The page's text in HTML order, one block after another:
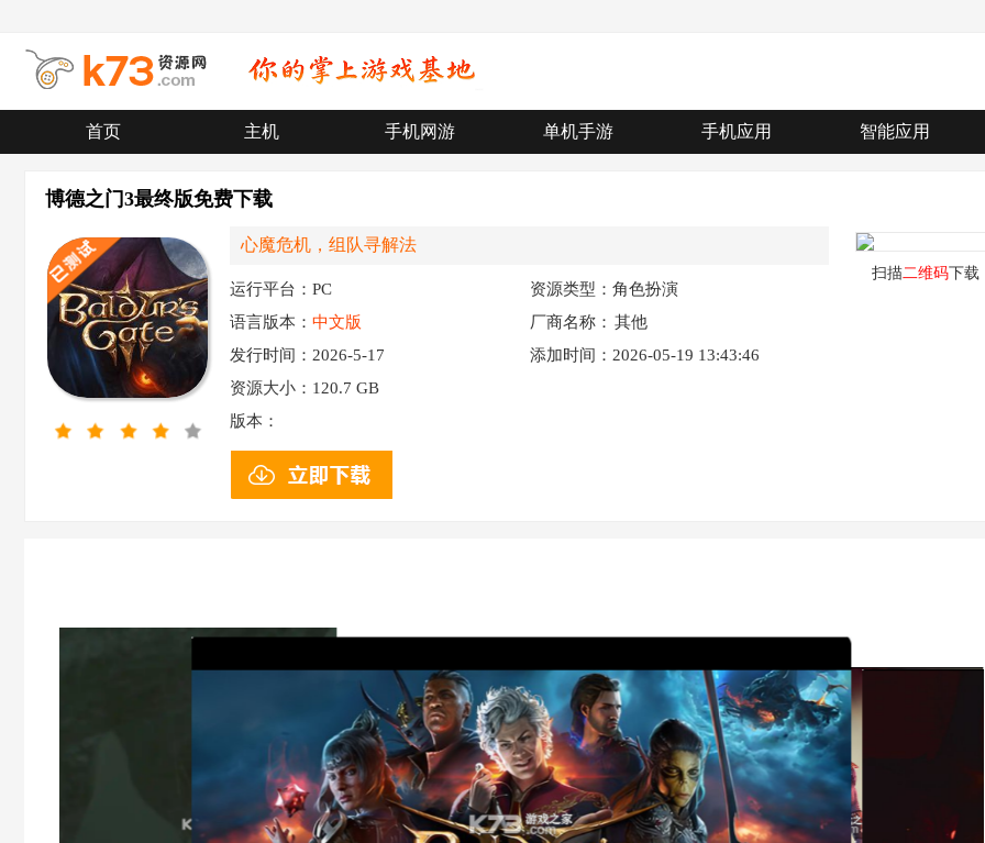
首页 主机 手机网游 单机手游 手机应用 智能应用
博德之门3最终版免费下载
心魔危机，组队寻解法
运行平台：PC
资源类型：角色扮演
语言版本： 中文版 厂商名称： 其他
发行时间：2026-5-17
添加时间：2026-05-19 13:43:46
资源大小： 120.7 GB
版本：
扫描二维码下载